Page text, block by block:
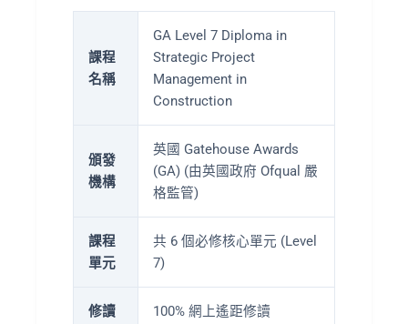
課程
名稱
GA Level 7 Diploma in
Strategic Project
Management in
Construction
頒發
機構
英國 Gatehouse Awards
(GA) (由英國政府 Ofqual 嚴
格監管)
課程
單元
共 6 個必修核心單元 (Level
7)
修讀
100% 網上遙距修讀